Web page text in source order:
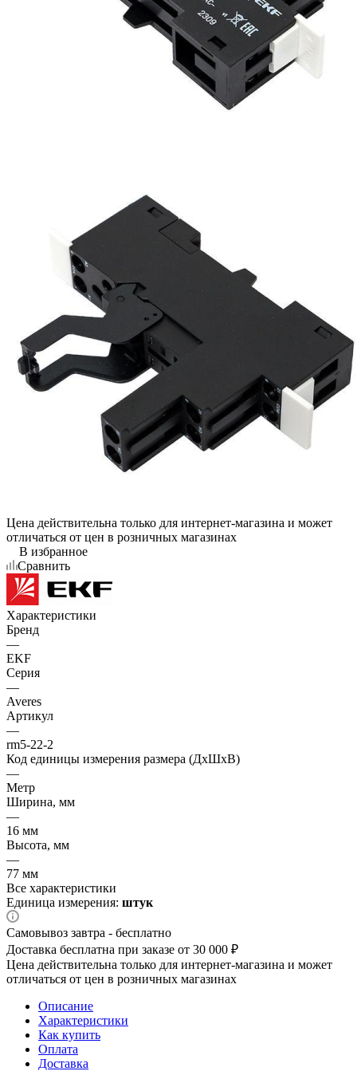
Цена действительна только для интернет-магазина и может
отличаться от цен в розничных магазинах
В избранное
Сравнить
Характеристики
Бренд
—
EKF
Серия
—
Averes
Артикул
—
rm5-22-2
Код единицы измерения размера (ДхШхВ)
—
Метр
Ширина, мм
—
16 мм
Высота, мм
—
77 мм
Все характеристики
Единица измерения: штук
Самовывоз завтра - бесплатно
Доставка бесплатна при заказе от 30 000 ₽
Цена действительна только для интернет-магазина и может
отличаться от цен в розничных магазинах
Описание
Характеристики
Как купить
Оплата
Доставка